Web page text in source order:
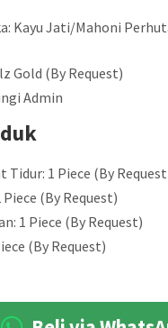
Kayu Jati/Mahoni
Gold (By Request)
Admin
Tidur: 1 Piece (By
Piece (By Request)
1 Piece (By Request)
(By Request)